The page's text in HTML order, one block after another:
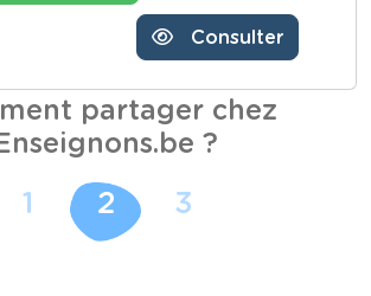
Consulter
partager chez
?
1 2 3